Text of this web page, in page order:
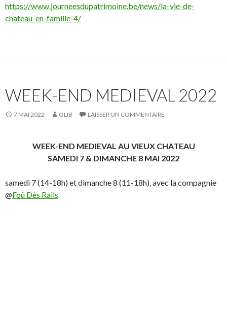
https://www.journeesdupatrimoine.be/news/la-vie-de-
chateau-en-famille-4/
WEEK-END MEDIEVAL 2022
7 MAI 2022 OLIB LAISSER UN COMMENTAIRE
WEEK-END MEDIEVAL AU VIEUX CHATEAU
SAMEDI 7 & DIMANCHE 8 MAI 2022
samedi 7 (14-18h) et dimanche 8 (11-18h), avec la compagnie
@Foû Dès Rails